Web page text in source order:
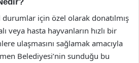
durumlar için özel olarak donatılmış
veya hasta hayvanların hızlı bir
ulaşmasını sağlamak amacıyla
Belediyesi’nin sunduğu bu